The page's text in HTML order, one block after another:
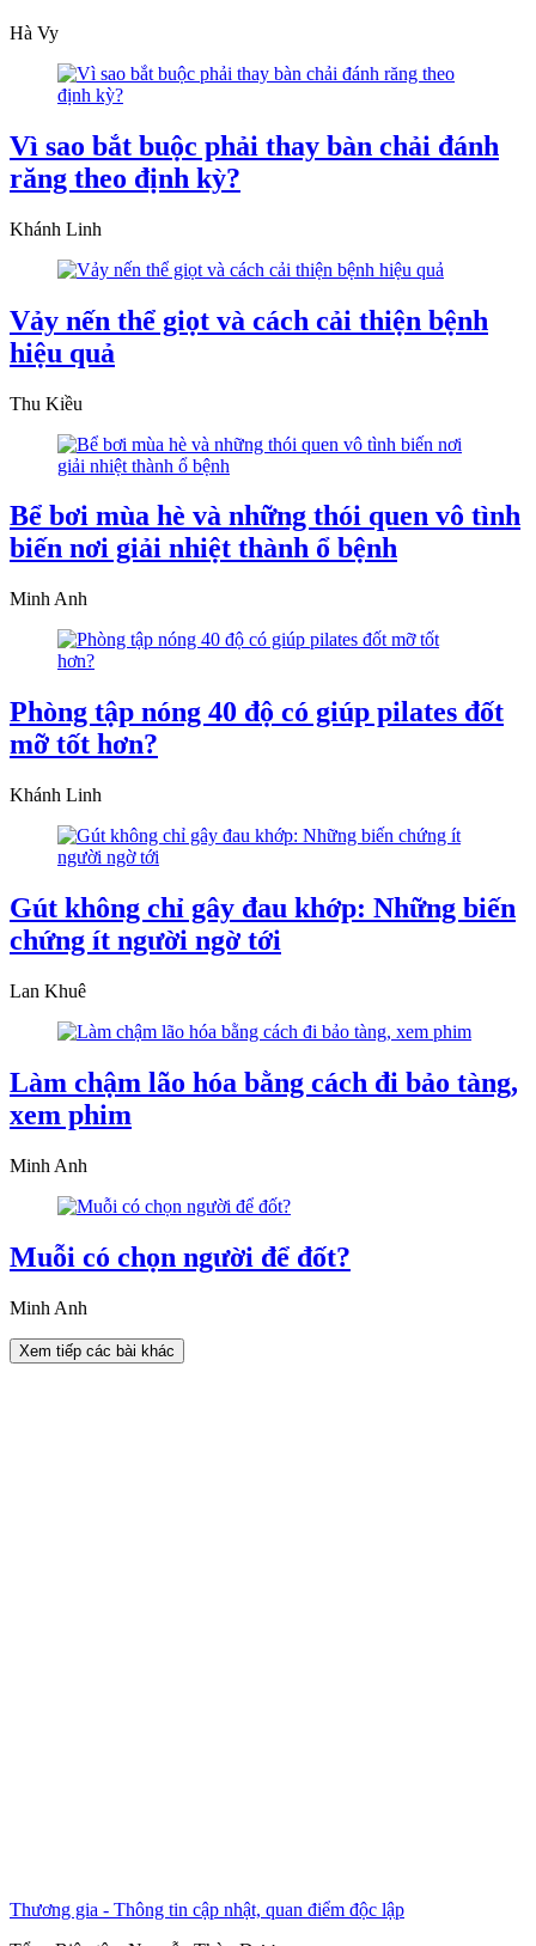
Hà Vy
Vì sao bắt buộc phải thay bàn chải đánh
răng theo định kỳ?
Khánh Linh
Vảy nến thể giọt và cách cải thiện bệnh
hiệu quả
Thu Kiều
Bể bơi mùa hè và những thói quen vô tình
biến nơi giải nhiệt thành ổ bệnh
Minh Anh
Phòng tập nóng 40 độ có giúp pilates đốt
mỡ tốt hơn?
Khánh Linh
Gút không chỉ gây đau khớp: Những biến
chứng ít người ngờ tới
Lan Khuê
Làm chậm lão hóa bằng cách đi bảo tàng,
xem phim
Minh Anh
Muỗi có chọn người để đốt?
Minh Anh
Xem tiếp các bài khác
Thương gia - Thông tin cập nhật, quan điểm độc lập